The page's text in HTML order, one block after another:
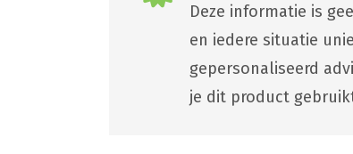
Deze informatie is
en iedere situatie
gepersonaliseerd
je dit product